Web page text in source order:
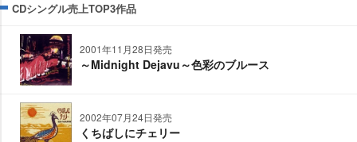
CDシングル売上TOP3作品
2001年11月28日発売
～Midnight Dejavu～色彩のブルース
2002年07月24日発売
くちばしにチェリー